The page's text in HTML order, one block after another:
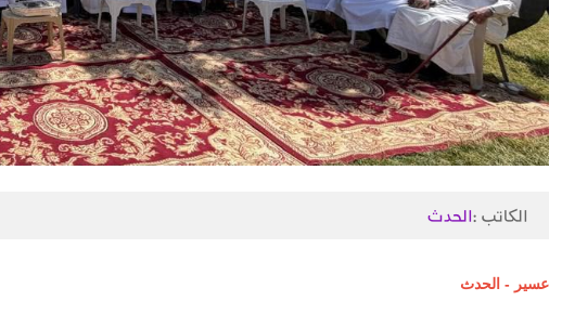
الكاتب :الحدث
عسير - الحدث